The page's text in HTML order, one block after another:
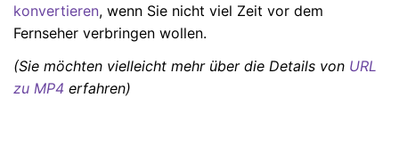
konvertieren, wenn Sie nicht viel Zeit vor dem
Fernseher verbringen wollen.
(Sie möchten vielleicht mehr über die Details von URL
zu MP4 erfahren)